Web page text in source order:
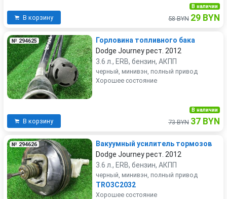
В корзину
В наличии
58 BYN 29 BYN
№ 294625
Горловина топливного бака
Dodge Journey рест. 2012
3.6 л., ERB, бензин, АКПП
черный, минивэн, полный привод
Хорошее состояние
В корзину
В наличии
73 BYN 37 BYN
№ 294626
Вакуумный усилитель тормозов
Dodge Journey рест. 2012
3.6 л., ERB, бензин, АКПП
черный, минивэн, полный привод
TRO3C2032
Хорошее состояние